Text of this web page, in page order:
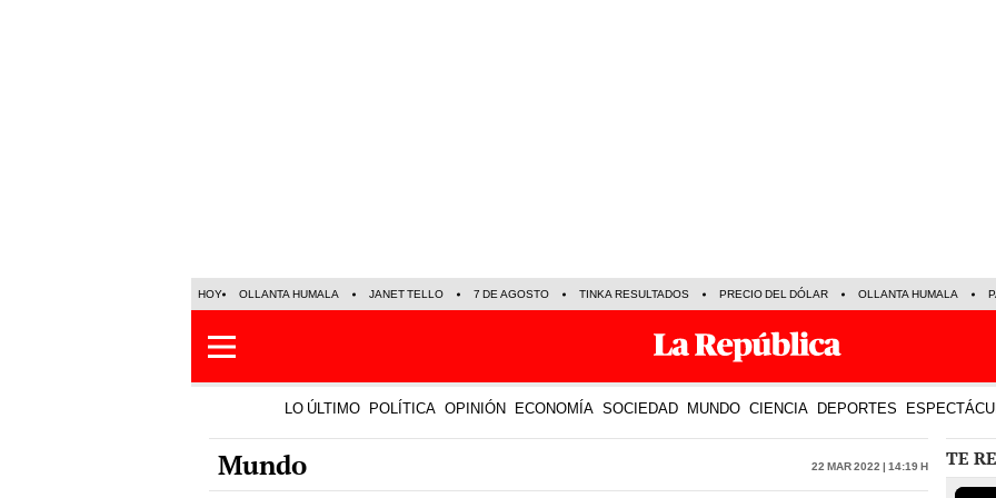
HOY OLLANTA HUMALA JANET TELLO 7 DE AGOSTO TINKA RESULTADOS PRECIO DEL DÓLAR OLLANTA HUMALA
LO ÚLTIMO POLÍTICA OPINIÓN ECONOMÍA SOCIEDAD MUNDO CIENCIA DEPORTES
Mundo 22 Mar 2022 | 14:19 h TE